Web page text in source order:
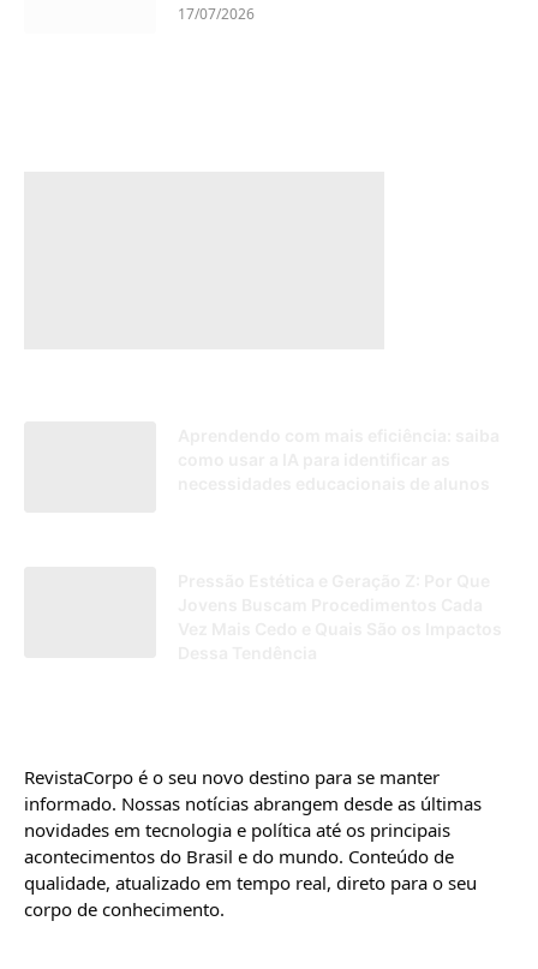
17/07/2026
RevistaCorpo é o seu novo destino para se manter
informado. Nossas notícias abrangem desde as últimas
novidades em tecnologia e política até os principais
acontecimentos do Brasil e do mundo. Conteúdo de
qualidade, atualizado em tempo real, direto para o seu
corpo de conhecimento.